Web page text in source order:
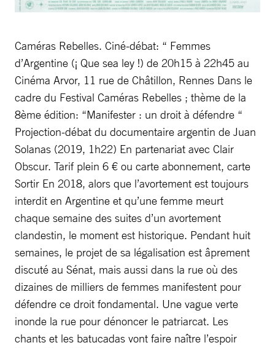
Caméras Rebelles. Ciné-débat: “ Femmes
d’Argentine (¡ Que sea ley !) de 20h15 à 22h45 au
Cinéma Arvor, 11 rue de Châtillon, Rennes Dans le
cadre du Festival Caméras Rebelles ; thème de la
8ème édition: “Manifester : un droit à défendre “
Projection-débat du documentaire argentin de Juan
Solanas (2019, 1h22) En partenariat avec Clair
Obscur. Tarif plein 6 € ou carte abonnement, carte
Sortir En 2018, alors que l’avortement est toujours
interdit en Argentine et qu’une femme meurt
chaque semaine des suites d’un avortement
clandestin, le moment est historique. Pendant huit
semaines, le projet de sa légalisation est âprement
discuté au Sénat, mais aussi dans la rue où des
dizaines de milliers de femmes manifestent pour
défendre ce droit fondamental. Une vague verte
inonde la rue pour dénoncer le patriarcat. Les
chants et les batucadas vont faire naître l’espoir